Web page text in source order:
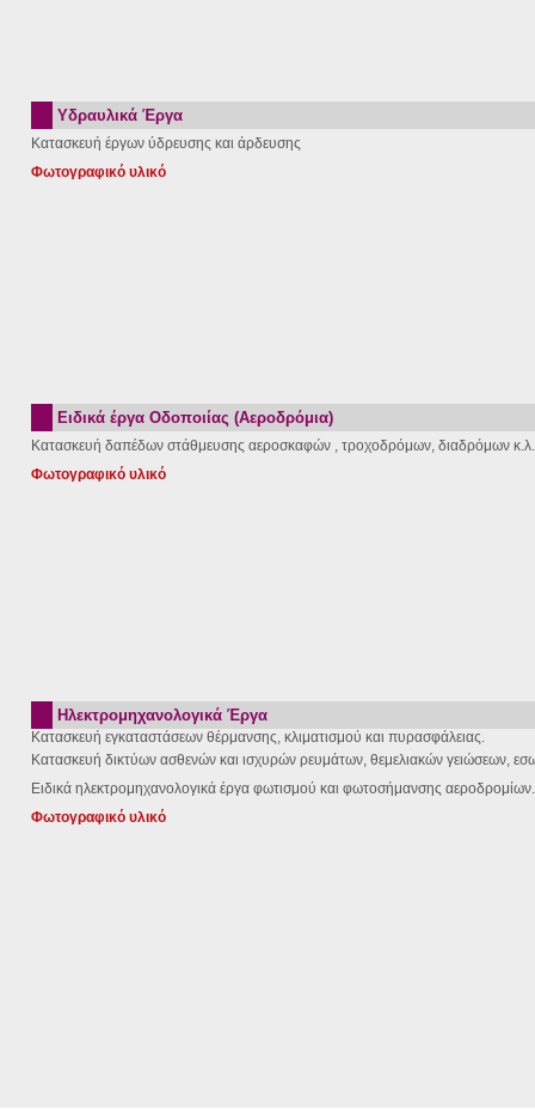
Υδραυλικά Έργα
Κατασκευή έργων ύδρευσης και άρδευσης
Φωτογραφικό υλικό
Ειδικά έργα Οδοποιίας (Αεροδρόμια)
Κατασκευή δαπέδων στάθμευσης αεροσκαφών , τροχοδρόμων, διαδρόμων
Φωτογραφικό υλικό
Ηλεκτρομηχανολογικά Έργα
Κατασκευή εγκαταστάσεων θέρμανσης, κλιματισμού και πυρασφάλειας.
Κατασκευή δικτύων ασθενών και ισχυρών ρευμάτων, θεμελιακών γειώσεων,
Ειδικά ηλεκτρομηχανολογικά έργα φωτισμού και φωτοσήμανσης αεροδρομίων.
Φωτογραφικό υλικό